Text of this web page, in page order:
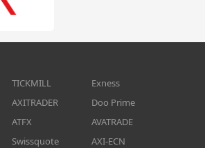
TICKMILL
Exness
AXITRADER
Doo Prime
ATFX
AVATRADE
Swissquote AXI-ECN